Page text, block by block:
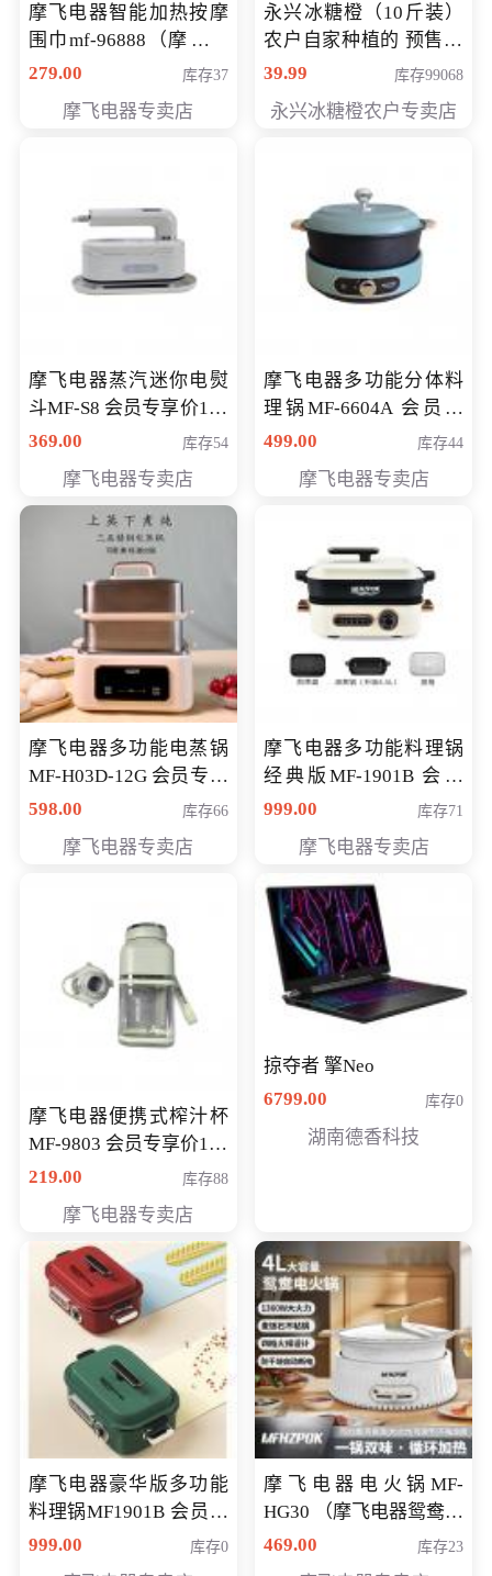
摩飞电器智能加热按摩
围巾mf-96888（摩飞电
器智能加热按摩围脖mf-
279.00 库存37
摩飞电器专卖店
永兴冰糖橙（10斤装）
农户自家种植的 预售10
万斤 会员包邮专享价
39.99 库存99068
永兴冰糖橙农户专卖店
摩飞电器蒸汽迷你电熨
斗MF-S8 会员专享价168
元
369.00 库存54
摩飞电器专卖店
摩飞电器多功能分体料
理锅MF-6604A 会员专
享价288元
499.00 库存44
摩飞电器专卖店
摩飞电器多功能电蒸锅
MF-H03D-12G 会员专享
价398元
598.00 库存66
摩飞电器专卖店
摩飞电器多功能料理锅
经典版MF-1901B 会员
专享价399元
999.00 库存71
摩飞电器专卖店
摩飞电器便携式榨汁杯
MF-9803 会员专享价138
元
219.00 库存88
摩飞电器专卖店
掠夺者 擎Neo
6799.00
库存0
湖南德香科技
摩飞电器豪华版多功能
料理锅MF1901B 会员专
享价668元
999.00 库存0
摩飞电器电火锅MF-
HG30 （摩飞电器鸳鸯锅
MF-HG30 ） 会员专享价
469.00 库存23